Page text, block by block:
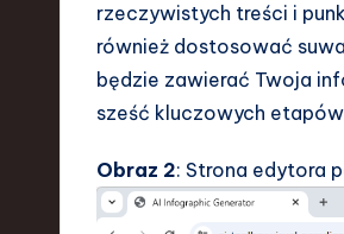
rzeczywistych treści i
również dostosować
będzie zawierać Twoja
sześć kluczowych
Obraz 2: Strona edytora